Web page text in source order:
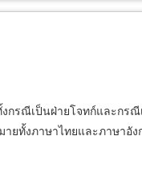
ณีเป็นฝ่ายโจทก์และกรณี
ยทั้งภาษาไทยและภาษาอัง